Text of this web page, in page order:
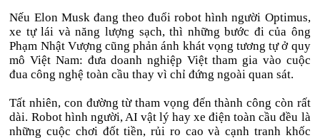
Nếu Elon Musk đang theo đuổi robot hình người Optimus,
xe tự lái và năng lượng sạch, thì những bước đi của ông
Phạm Nhật Vượng cũng phản ánh khát vọng tương tự ở quy
mô Việt Nam: đưa doanh nghiệp Việt tham gia vào cuộc
đua công nghệ toàn cầu thay vì chỉ đứng ngoài quan sát.
Tất nhiên, con đường từ tham vọng đến thành công còn rất
dài. Robot hình người, AI vật lý hay xe điện toàn cầu đều là
những cuộc chơi đốt tiền, rủi ro cao và cạnh tranh khốc